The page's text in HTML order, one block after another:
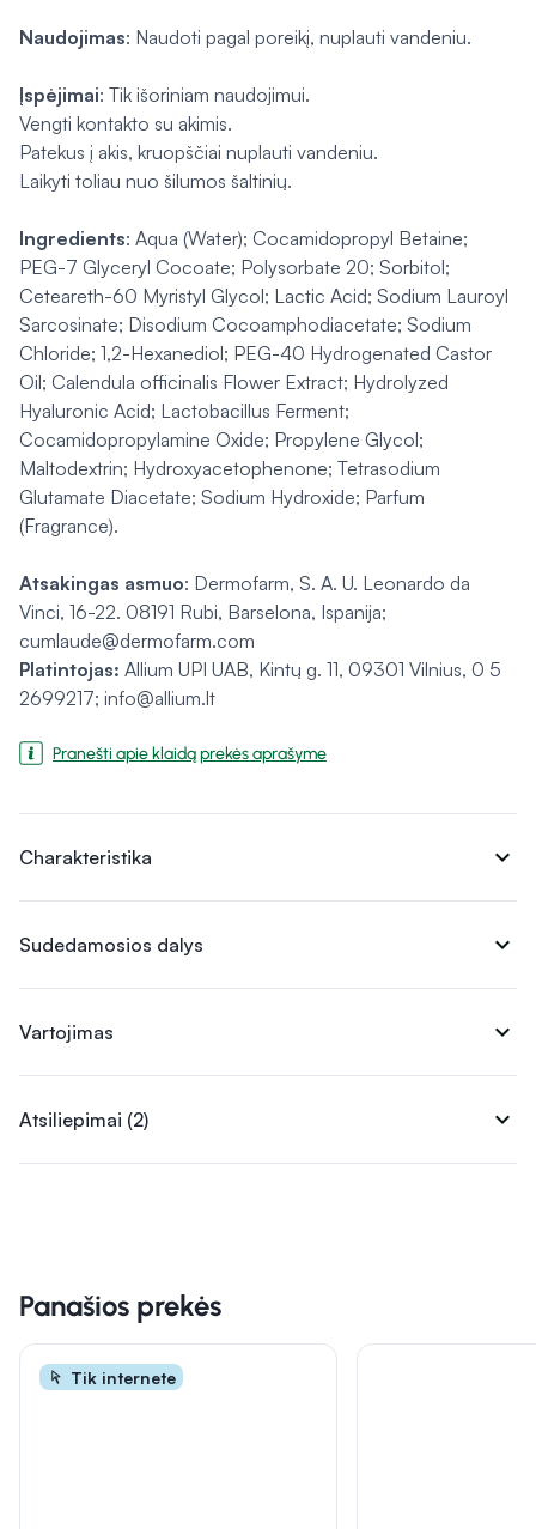
Naudojimas: Naudoti pagal poreikį, nuplauti vandeniu.
Įspėjimai: Tik išoriniam naudojimui.
Vengti kontakto su akimis.
Patekus į akis, kruopščiai nuplauti vandeniu.
Laikyti toliau nuo šilumos šaltinių.
Ingredients: Aqua (Water); Cocamidopropyl Betaine;
PEG-7 Glyceryl Cocoate; Polysorbate 20; Sorbitol;
Ceteareth-60 Myristyl Glycol; Lactic Acid; Sodium Lauroyl
Sarcosinate; Disodium Cocoamphodiacetate; Sodium
Chloride; 1,2-Hexanediol; PEG-40 Hydrogenated Castor
Oil; Calendula officinalis Flower Extract; Hydrolyzed
Hyaluronic Acid; Lactobacillus Ferment;
Cocamidopropylamine Oxide; Propylene Glycol;
Maltodextrin; Hydroxyacetophenone; Tetrasodium
Glutamate Diacetate; Sodium Hydroxide; Parfum
(Fragrance).
Atsakingas asmuo: Dermofarm, S. A. U. Leonardo da
Vinci, 16-22. 08191 Rubi, Barselona, Ispanija;
cumlaude@dermofarm.com
Platintojas: Allium UPI UAB, Kintų g. 11, 09301 Vilnius, 0 5
2699217; info@allium.lt
Pranešti apie klaidą prekės aprašyme
Charakteristika expand_more
Sudedamosios dalys expand_more
Vartojimas expand_more
Atsiliepimai (2) expand_more
Panašios prekės
Tik internete